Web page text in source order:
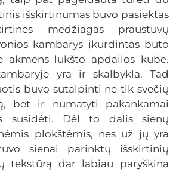
išskirtinumas buvo pasiektas
medžiagas praustuvų
kambarys įkurdintas buto
akmens lukšto apdailos kube.
yra ir skalbykla. Tad
buvo sutalpinti ne tik svečių
bet ir numatyti pakankamai
susidėti. Dėl to dalis sienų
plokštėmis, nes už jų yra
sienai parinktų išskirtinių
tekstūrą dar labiau paryškina